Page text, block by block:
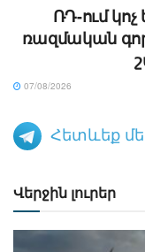
ՌԴ-ում
ռազմական
07/08/2026
Հետևեք
Վերջին լուրեր